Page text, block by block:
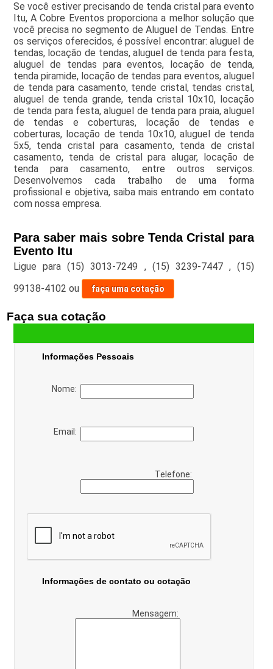
Se você estiver precisando de tenda cristal para evento
Itu, A Cobre Eventos proporciona a melhor solução que
você precisa no segmento de Aluguel de Tendas. Entre
os serviços oferecidos, é possível encontrar: aluguel de
tendas, locação de tendas, aluguel de tenda para festa,
aluguel de tendas para eventos, locação de tenda,
tenda piramide, locação de tendas para eventos, aluguel
de tenda para casamento, tende cristal, tendas cristal,
aluguel de tenda grande, tenda cristal 10x10, locação
de tenda para festa, aluguel de tenda para praia, aluguel
de tendas e coberturas, locação de tendas e
coberturas, locação de tenda 10x10, aluguel de tenda
5x5, tenda cristal para casamento, tenda de cristal
casamento, tenda de cristal para alugar, locação de
tenda para casamento, entre outros serviços.
Desenvolvemos cada trabalho de uma forma
profissional e objetiva, saiba mais entrando em contato
com nossa empresa.
Para saber mais sobre Tenda Cristal para
Evento Itu
Ligue para(15) 3013-7249 , (15) 3239-7447 ,(15)
99138-4102 ou faça uma cotação
Faça sua cotação
Informações Pessoais
Nome:
Email:
Telefone:
Informações de contato ou cotação
Mensagem: